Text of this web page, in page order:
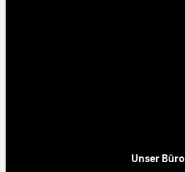
Unser Büro